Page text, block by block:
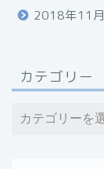
2018年11月
カテゴリー